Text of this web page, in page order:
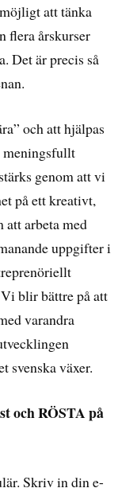
att tänka
flera årskurser
Det är precis så
och att hjälpas
meningsfullt
genom att vi
på ett kreativt,
arbeta med
uppgifter i
blir bättre på att
varandra
svenska växer.
och RÖSTA på
Skriv in din e-